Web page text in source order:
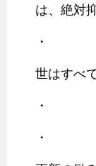
は、絶対
・
世はすべ
・
・